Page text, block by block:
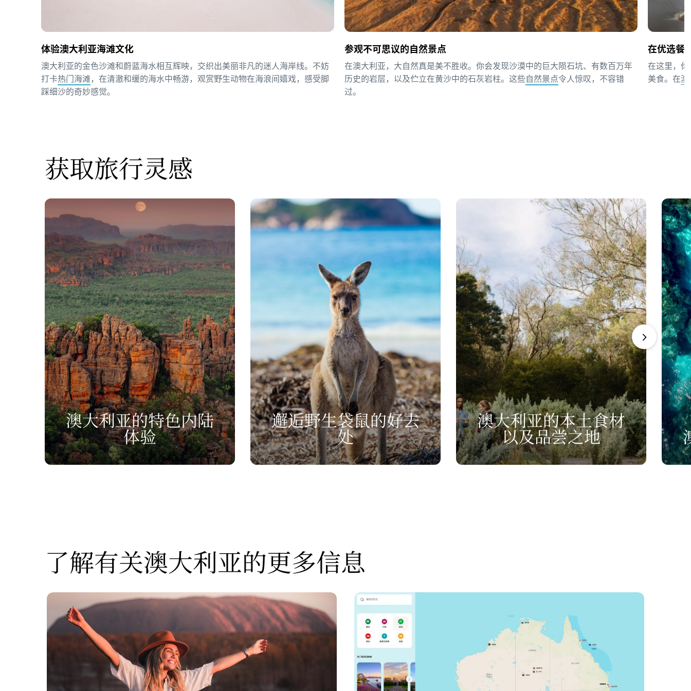
体验澳大利亚海滩文化
澳大利亚的金色沙滩和蔚蓝海水相互辉映，交织出美丽非凡的迷人海岸线。不妨
打卡热门海滩，在清澈和缓的海水中畅游，观赏野生动物在海浪间嬉戏，感受脚
踩细沙的奇妙感觉。
参观不可思议的自然景点
在澳大利亚，大自然真是美不胜收。你会发现沙漠中的巨大陨石坑、有数百万年
历史的岩层，以及伫立在黄沙中的石灰岩柱。这些自然景点令人惊叹，不容错
过。
在优选餐
在这里，
美食。在
获取旅行灵感
澳大利亚的特色内陆
体验
邂逅野生袋鼠的好去
处
澳大利亚的本土食材
以及品尝之地
了解有关澳大利亚的更多信息